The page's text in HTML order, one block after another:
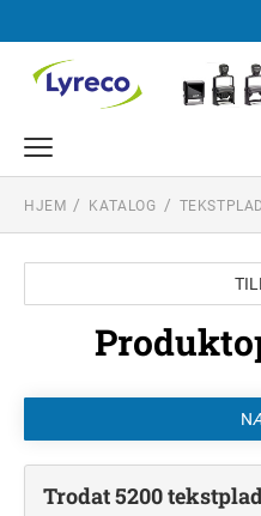
TEKSTSTEMPEL
DATO STEMPLER
PROFESSIONAL LINE
TEKSTPLADEKIT
TRODAT TEKSTPLADEKIT
HJEM KATALOG
Trodat 5200